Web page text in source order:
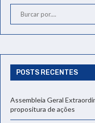
POSTS RECENTES
Assembleia Geral
propositura de ações